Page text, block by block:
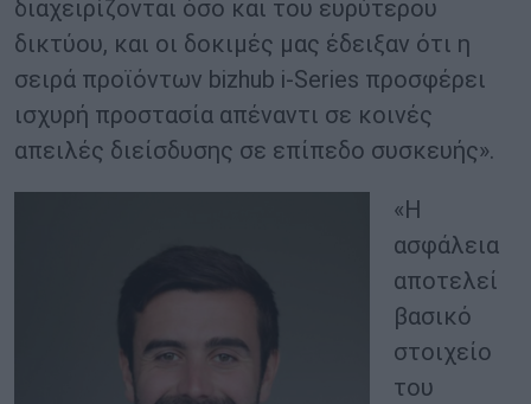
διαχειρίζονται όσο και του ευρύτερου
δικτύου, και οι δοκιμές μας έδειξαν ότι η
σειρά προϊόντων bizhub i‑Series προσφέρει
ισχυρή προστασία απέναντι σε κοινές
απειλές διείσδυσης σε επίπεδο συσκευής».
«Η
ασφάλεια
αποτελεί
βασικό
στοιχείο
του